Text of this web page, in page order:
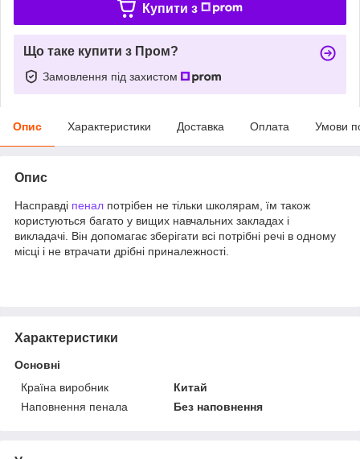
Купити з
Що таке купити з Пром?
Замовлення під захистом
Опис Характеристики Доставка Оплата Умови
Опис
Насправді пенал потрібен не тільки школярам, їм також
користуються багато у вищих навчальних закладах і
викладачі. Він допомагає зберігати всі потрібні речі в одному
місці і не втрачати дрібні приналежності.
Характеристики
Основні
Країна виробник
Китай
Наповнення пенала
Без наповнення